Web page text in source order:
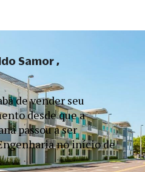
de vender seu
desde que a
passou a ser
no início de
Samor